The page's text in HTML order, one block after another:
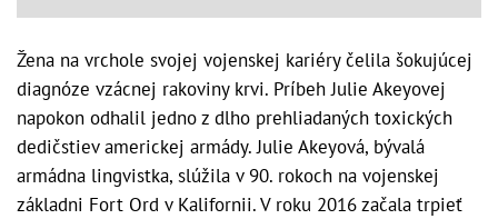
Žena na vrchole svojej vojenskej kariéry čelila šokujúcej
diagnóze vzácnej rakoviny krvi. Príbeh Julie Akeyovej
napokon odhalil jedno z dlho prehliadaných toxických
dedičstiev americkej armády. Julie Akeyová, bývalá
armádna lingvistka, slúžila v 90. rokoch na vojenskej
základni Fort Ord v Kalifornii. V roku 2016 začala trpieť